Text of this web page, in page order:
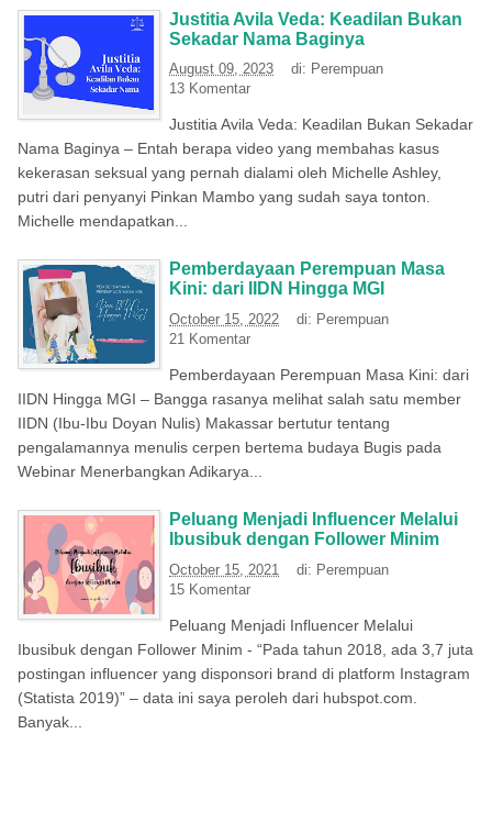
Justitia Avila Veda: Keadilan Bukan
Sekadar Nama Baginya
August 09, 2023 di: Perempuan
13 Komentar
Justitia Avila Veda: Keadilan Bukan Sekadar
Nama Baginya – Entah berapa video yang membahas kasus
kekerasan seksual yang pernah dialami oleh Michelle Ashley,
putri dari penyanyi Pinkan Mambo yang sudah saya tonton.
Michelle mendapatkan...
Pemberdayaan Perempuan Masa
Kini: dari IIDN Hingga MGI
October 15, 2022 di: Perempuan
21 Komentar
Pemberdayaan Perempuan Masa Kini: dari
IIDN Hingga MGI – Bangga rasanya melihat salah satu member
IIDN (Ibu-Ibu Doyan Nulis) Makassar bertutur tentang
pengalamannya menulis cerpen bertema budaya Bugis pada
Webinar Menerbangkan Adikarya...
Peluang Menjadi Influencer Melalui
Ibusibuk dengan Follower Minim
October 15, 2021 di: Perempuan
15 Komentar
Peluang Menjadi Influencer Melalui
Ibusibuk dengan Follower Minim - “Pada tahun 2018, ada 3,7 juta
postingan influencer yang disponsori brand di platform Instagram
(Statista 2019)” – data ini saya peroleh dari hubspot.com.
Banyak...